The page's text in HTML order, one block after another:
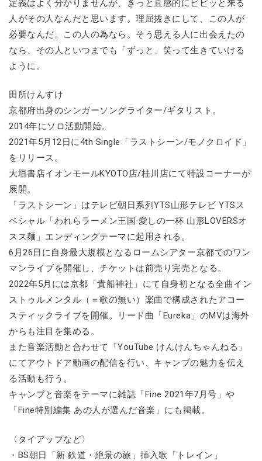
定義はよく分かりませんが、きっと直感的にビビッと来る
人がその人なんだと思います。理屈抜きにして、この人が
必要なんだ。この人の為なら。そう思える人に出会えたの
なら、その人といつまでも「ずっと」笑って生きていける
ように。
田所けんすけ
京都府出身のシンガーソングライター/ギタリスト。
2014年にソロ活動開始。
2021年5月12日に4th Single「ラストシーン/モノクロイド」
をリリース。
大垣書店イオンモールKYOTO店/桂川店にて特設コーナーが
展開。
「ラストシーン」はテレビ朝日系列YTS山形テレビ YTSス
ペシャル「われらラーメン王国 愛しの一杯 山形LOVERSオ
スス麺」エンディングテーマに起用される。
6月26日に自身最大規模となるロームシアター京都でのワン
マンライブを開催し、チケットは前売り完売となる。
2022年5月には京都「貴船神社」にて自身初となる全曲イン
ストゥルメンタル（＝歌の無い）楽曲で構成されたアコー
スティックライブを開催。リード曲「Eureka」のMVは海外
からも注目を集める。
また音楽活動と合わせて「YouTube けんけんちゃんねる」
にてアウトドア動画の配信を行い、キャンプの魅力を伝え
る活動も行う。
キャンプと音楽をテーマに雑誌「Fine 2021年7月号」や
「Fine特別編集 あの人が選んだ音楽」にも掲載。
〈タイアップなど〉
・BS朝日「新 鉄道・絶景の旅」挿入歌「トレイン」